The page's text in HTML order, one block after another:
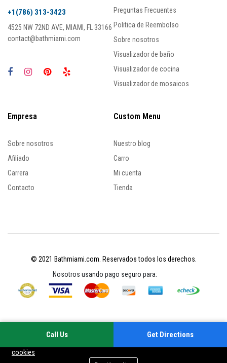
+1(786) 313-3423
4525 NW 72ND AVE, MIAMI, FL 33166
contact@bathmiami.com
Preguntas Frecuentes
Politica de Reembolso
Sobre nosotros
Visualizador de baño
Visualizador de cocina
Visualizador de mosaicos
Empresa
Sobre nosotros
Afiliado
Carrera
Contacto
Custom Menu
Nuestro blog
Carro
Mi cuenta
Tienda
© 2021 Bathmiami.com. Reservados todos los derechos.
Nosotros usando pago seguro para:
cookies
Call Us Get Directions